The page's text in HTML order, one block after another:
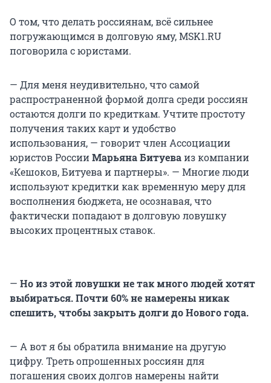
О том, что делать россиянам, всё сильнее
погружающимся в долговую яму, MSK1.RU
поговорила с юристами.
— Для меня неудивительно, что самой
распространенной формой долга среди россиян
остаются долги по кредиткам. Учтите простоту
получения таких карт и удобство
использования, — говорит член Ассоциации
юристов РоссииМарьяна Битуеваиз компании
«Кешоков, Битуева и партнеры». — Многие люди
используют кредитки как временную меру для
восполнения бюджета, не осознавая, что
фактически попадают в долговую ловушку
высоких процентных ставок.
— Но из этой ловушки не так много людей хотят
выбираться. Почти 60% не намерены никак
спешить, чтобы закрыть долги до Нового года.
— А вот я бы обратила внимание на другую
цифру. Треть опрошенных россиян для
погашения своих долгов намерены найти